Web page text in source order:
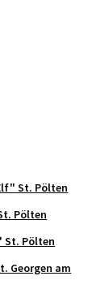
St. Pölten
Pölten
St. Pölten
Georgen am